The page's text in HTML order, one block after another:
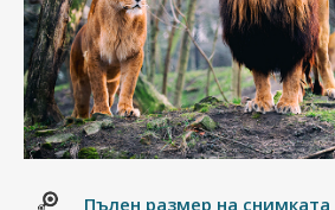
Пълен размер на снимката